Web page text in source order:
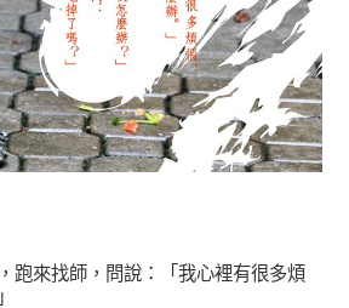
跑來找師，問說：「我心裡有很多煩